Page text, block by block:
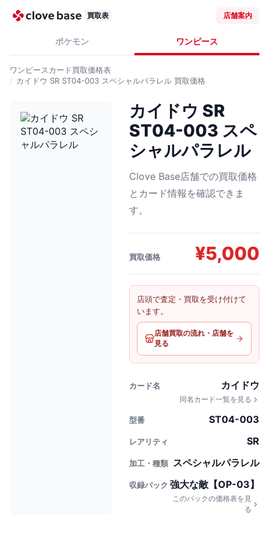
買取表 店舗案内
ポケモン ワンピース
ワンピースカード買取価格表
カイドウ SR ST04-003 スペシャルパラレル 買取価格
カイドウ SR
ST04-003 スペ
シャルパラレル
Clove Base店舗での買取価格
とカード情報を確認できま
す。
買取価格 ¥5,000
店頭で査定・買取を受け付けて
います。
店舗買取の流れ・店舗を
見る
カード名 カイドウ
同名カード一覧を見る
型番 ST04-003
レアリティ SR
加工・種類 スペシャルパラレル
収録パック 強大な敵【OP-03】
このパックの価格表を見
る